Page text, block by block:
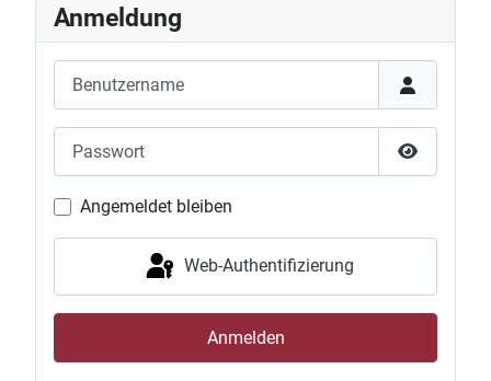
Anmeldung
Passwort
Angemeldet bleiben
Web-Authentifizierung
Anmelden